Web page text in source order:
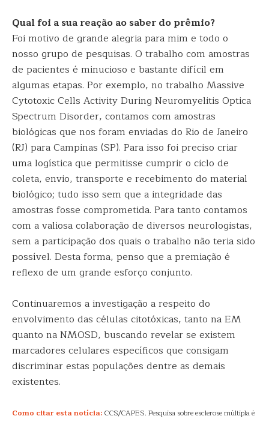
Qual foi a sua reação ao saber do prêmio?
Foi motivo de grande alegria para mim e todo o
nosso grupo de pesquisas. O trabalho com amostras
de pacientes é minucioso e bastante difícil em
algumas etapas. Por exemplo, no trabalho Massive
Cytotoxic Cells Activity During Neuromyelitis Optica
Spectrum Disorder, contamos com amostras
biológicas que nos foram enviadas do Rio de Janeiro
(RJ) para Campinas (SP). Para isso foi preciso criar
uma logística que permitisse cumprir o ciclo de
coleta, envio, transporte e recebimento do material
biológico; tudo isso sem que a integridade das
amostras fosse comprometida. Para tanto contamos
com a valiosa colaboração de diversos neurologistas,
sem a participação dos quais o trabalho não teria sido
possível. Desta forma, penso que a premiação é
reflexo de um grande esforço conjunto.
Continuaremos a investigação a respeito do
envolvimento das células citotóxicas, tanto na EM
quanto na NMOSD, buscando revelar se existem
marcadores celulares específicos que consigam
discriminar estas populações dentre as demais
existentes.
Como citar esta notícia: CCS/CAPES. Pesquisa sobre esclerose múltipla é